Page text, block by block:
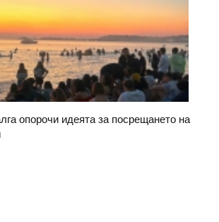
опорочи идеята за посрещането на